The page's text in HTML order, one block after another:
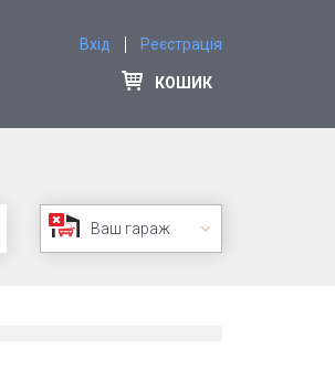
Вхід Реєстрація
КОШИК
Ваш гараж